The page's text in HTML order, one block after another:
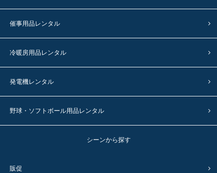
催事用品レンタル
冷暖房用品レンタル
発電機レンタル
野球・ソフトボール用品レンタル
シーンから探す
販促